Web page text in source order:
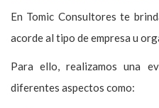
En Tomic Consultores te
acorde al tipo de empresa u
Para ello, realizamos una
diferentes aspectos como: